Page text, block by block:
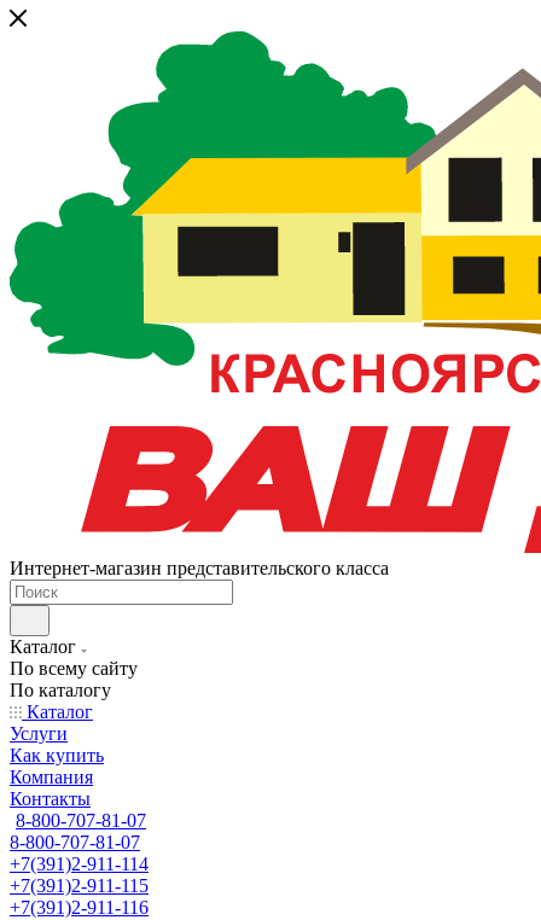
Интернет-магазин представительского класса
Каталог
По всему сайту
По каталогу
Каталог
Услуги
Как купить
Компания
Контакты
8-800-707-81-07
8-800-707-81-07
+7(391)2-911-114
+7(391)2-911-115
+7(391)2-911-116